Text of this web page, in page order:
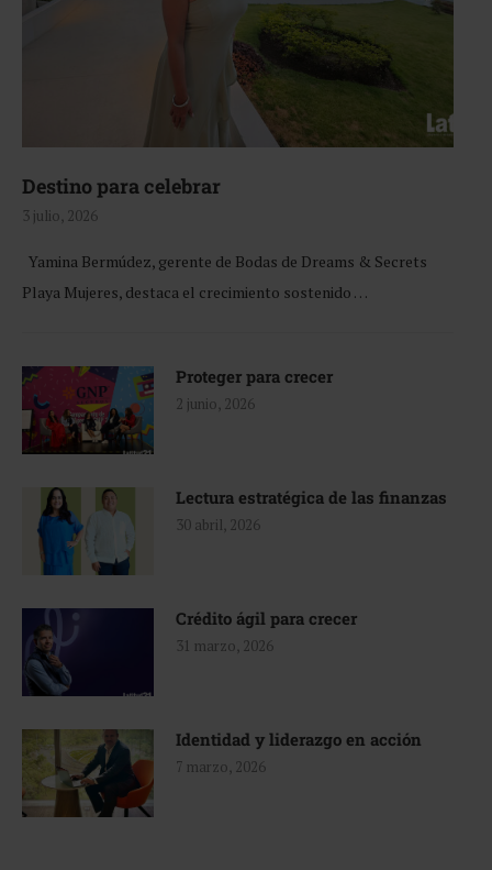
Destino para celebrar
3 julio, 2026
Yamina Bermúdez, gerente de Bodas de Dreams & Secrets
Playa Mujeres, destaca el crecimiento sostenido …
Proteger para crecer
2 junio, 2026
Lectura estratégica de las finanzas
30 abril, 2026
Crédito ágil para crecer
31 marzo, 2026
Identidad y liderazgo en acción
7 marzo, 2026